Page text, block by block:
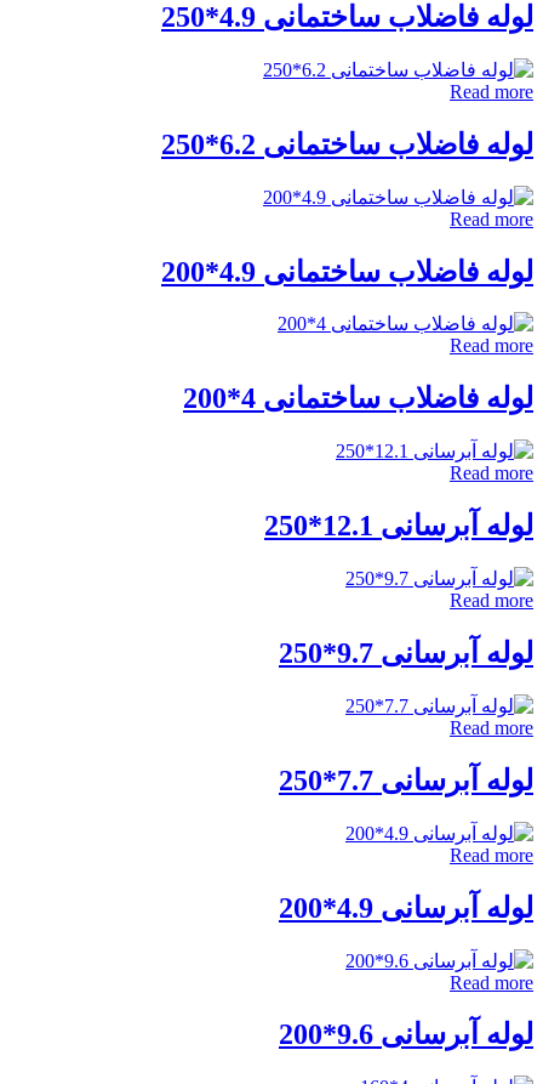
لوله فاضلاب ساختمانی 4.9*250
Read more
لوله فاضلاب ساختمانی 6.2*250
Read more
لوله فاضلاب ساختمانی 4.9*200
Read more
لوله فاضلاب ساختمانی 4*200
Read more
لوله آبرسانی 12.1*250
Read more
لوله آبرسانی 9.7*250
Read more
لوله آبرسانی 7.7*250
Read more
لوله آبرسانی 4.9*200
Read more
لوله آبرسانی 9.6*200